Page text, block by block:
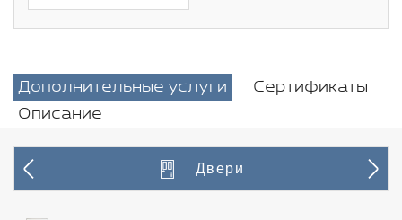
Дополнительные услуги
Сертификаты
Описание
Двери